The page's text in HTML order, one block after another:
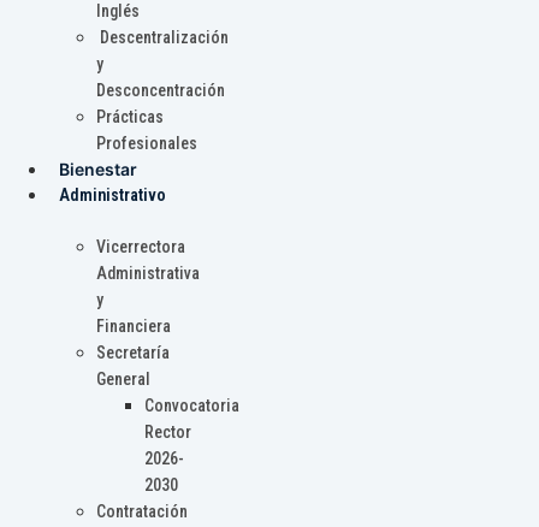
Inglés
Descentralización
y
Desconcentración
Prácticas
Profesionales
Bienestar
Administrativo
Vicerrectora
Administrativa
y
Financiera
Secretaría
General
Convocatoria
Rector
2026-
2030
Contratación